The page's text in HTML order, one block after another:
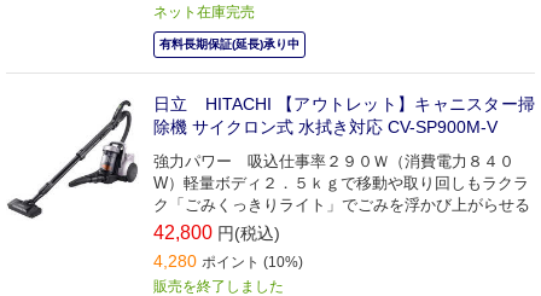
ネット在庫完売
有料長期保証(延長)承り中
日立 HITACHI 【アウトレット】キャニスター掃
除機 サイクロン式 水拭き対応 CV-SP900M-V
強力パワー 吸込仕事率２９０Ｗ（消費電力８４０
W）軽量ボディ２．５ｋｇで移動や取り回しもラクラ
ク「ごみくっきりライト」でごみを浮かび上がらせる
42,800 円(税込)
4,280 ポイント (10%)
販売を終了しました